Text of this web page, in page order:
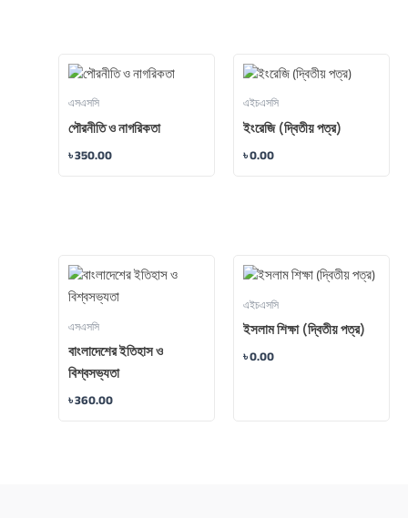
এসএসসি
পৌরনীতি ও নাগরিকতা
৳350.00
এইচএসসি
ইংরেজি (দ্বিতীয় পত্র)
৳0.00
এসএসসি
বাংলাদেশের ইতিহাস ও
বিশ্বসভ্যতা
৳360.00
এইচএসসি
ইসলাম শিক্ষা (দ্বিতীয় পত্র)
৳0.00